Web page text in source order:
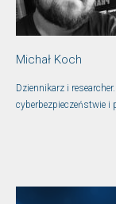
Michał Koch
Dziennikarz i
cyberbezpieczeństwie i